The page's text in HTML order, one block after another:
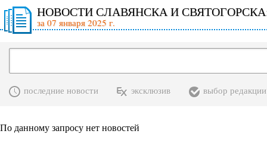
НОВОСТИ СЛАВЯНСКА И
за 07 января 2025 г.
последние новости эксклюзив выбор редакции
По данному запросу нет новостей